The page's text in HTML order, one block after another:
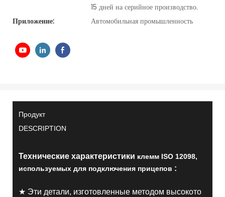
15 дней на серийное производство.
Приложение:
Автомобильная промышленность
Продукт
DESCRIPTION
Технические характеристики клемм ISO 12098,
используемых для подключения прицепов :
★ Эти детали, изготовленные методом высокото